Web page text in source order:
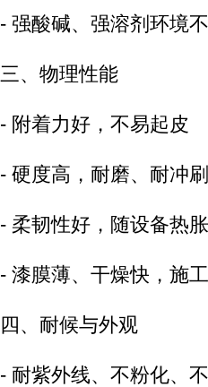
- 强酸碱、强溶剂环境
三、物理性能
- 附着力好，不易起皮
- 硬度高，耐磨、耐冲刷
- 柔韧性好，随设备热
- 漆膜薄、干燥快，施
四、耐候与外观
- 耐紫外线、不粉化、